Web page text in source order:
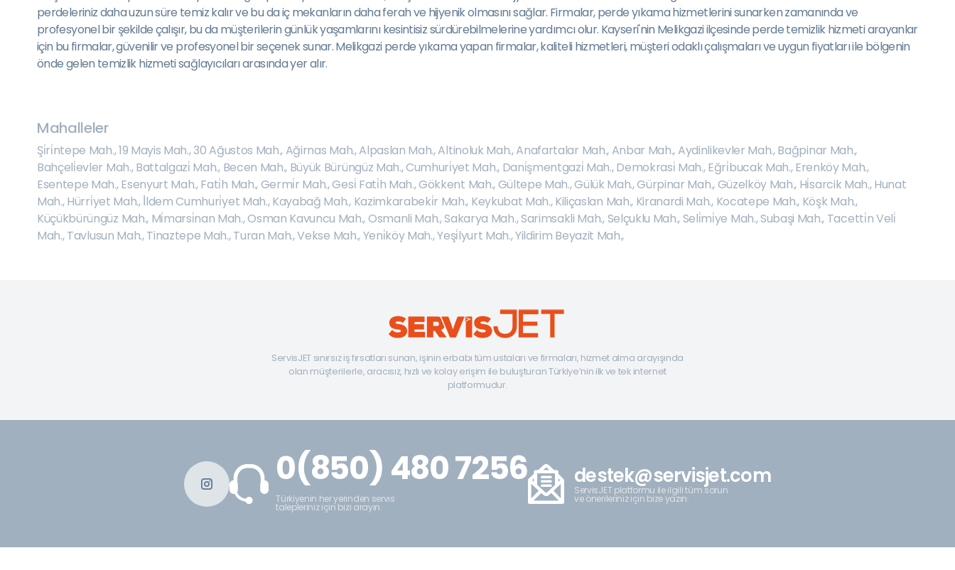
perdeleriniz daha uzun süre temiz kalır ve bu da iç mekanların daha ferah ve hijyenik olmasını sağlar. Firmalar, perde yıkama hizmetlerini sunarken zamanında ve
profesyonel bir şekilde çalışır, bu da müşterilerin günlük yaşamlarını kesintisiz sürdürebilmelerine yardımcı olur. Kayseri'nin Melikgazi ilçesinde perde temizlik hizmeti arayanlar
için bu firmalar, güvenilir ve profesyonel bir seçenek sunar. Melikgazi perde yıkama yapan firmalar, kaliteli hizmetleri, müşteri odaklı çalışmaları ve uygun fiyatları ile bölgenin
önde gelen temizlik hizmeti sağlayıcıları arasında yer alır.
Mahalleler
Şi̇ri̇ntepe Mah.,19 Mayis Mah.,30 Ağustos Mah.,Ağirnas Mah.,Alpaslan Mah.,Altinoluk Mah.,Anafartalar Mah.,Anbar Mah.,Aydinlikevler Mah.,Bağpinar Mah.,
Bahçeli̇evler Mah.,Battalgazi̇ Mah., Becen Mah., Büyük Bürüngüz Mah.,Cumhuri̇yet Mah., Dani̇şmentgazi̇ Mah.,Demokrasi̇ Mah.,Eğri̇bucak Mah.,Erenköy Mah.,
Esentepe Mah.,Esenyurt Mah.,Fati̇h Mah.,Germi̇r Mah.,Gesi̇ Fati̇h Mah.,Gökkent Mah.,Gültepe Mah.,Gülük Mah.,Gürpinar Mah.,Güzelköy Mah., Hi̇sarcik Mah.,Hunat
Mah.,Hürri̇yet Mah.,İ̇ldem Cumhuri̇yet Mah.,Kayabağ Mah., Kazimkarabeki̇r Mah., Keykubat Mah.,Kiliçaslan Mah., Kiranardi Mah., Kocatepe Mah., Köşk Mah.,
Küçükbürüngüz Mah., Mi̇marsi̇nan Mah.,Osman Kavuncu Mah.,Osmanli Mah.,Sakarya Mah.,Sarimsakli Mah.,Selçuklu Mah.,Seli̇mi̇ye Mah.,Subaşi Mah., Tacetti̇n Veli̇
Mah.,Tavlusun Mah.,Tinaztepe Mah.,Turan Mah.,Vekse Mah.,Yeni̇köy Mah.,Yeşi̇lyurt Mah.,Yildirim Beyazit Mah.,
ServisJET sınırsız iş fırsatları sunan, işinin erbabı tüm ustaları ve firmaları, hizmet alma arayışında
olan müşterilerle, aracısız, hızlı ve kolay erişim ile buluşturan Türkiye’nin ilk ve tek internet
platformudur.
0(850) 480 7256
Türkiyenin her yerinden servis
talepleriniz için bizi arayın.
destek@servisjet.com
ServisJET platformu ile ilgili tüm sorun
ve önerileriniz için bize yazın.